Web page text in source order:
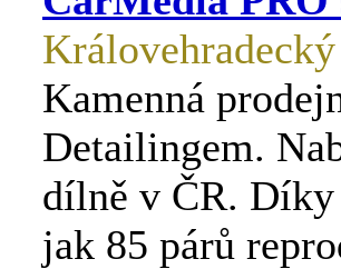
Královehradecký
Kamenná
Detailingem.
dílně v ČR. Díky
jak 85 párů